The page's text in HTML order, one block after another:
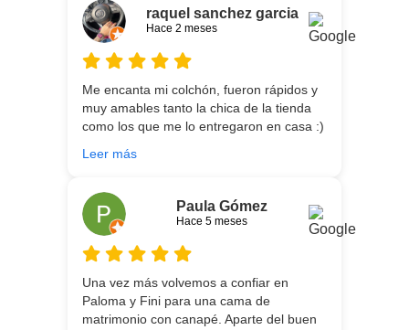
raquel sanchez garcia
Hace 2 meses
Me encanta mi colchón, fueron rápidos y
muy amables tanto la chica de la tienda
como los que me lo entregaron en casa :)
meses después:) son todos un encanto y
canapé, una entrega rapidísima y fácil
comunicación con los repartidores que lo
traen y montan :) encantada
Leer más
Paula Gómez
Hace 5 meses
Una vez más volvemos a confiar en
Paloma y Fini para una cama de
matrimonio con canapé. Aparte del buen